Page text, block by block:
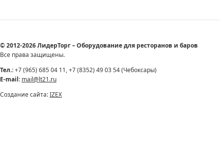
© 2012-2026 ЛидерТорг – Оборудование для ресторанов и баров
Все права защищены.
Тел.:+7 (965) 685 04 11, +7 (8352) 49 03 54 (Чебоксары)
E-mail: mail@lt21.ru
Создание сайта:IZEX